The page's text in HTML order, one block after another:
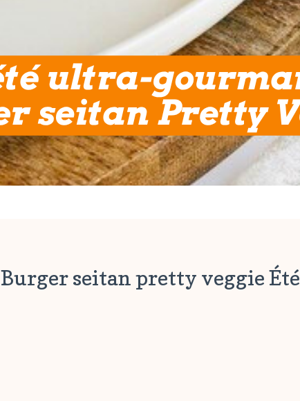
Burger seitan pretty veggie Été